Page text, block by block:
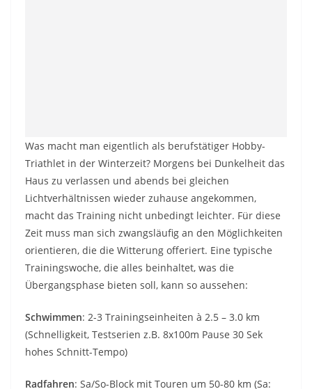
Was macht man eigentlich als berufstätiger Hobby-
Triathlet in der Winterzeit? Morgens bei Dunkelheit das
Haus zu verlassen und abends bei gleichen
Lichtverhältnissen wieder zuhause angekommen,
macht das Training nicht unbedingt leichter. Für diese
Zeit muss man sich zwangsläufig an den Möglichkeiten
orientieren, die die Witterung offeriert. Eine typische
Trainingswoche, die alles beinhaltet, was die
Übergangsphase bieten soll, kann so aussehen:
Schwimmen: 2-3 Trainingseinheiten à 2.5 – 3.0 km
(Schnelligkeit, Testserien z.B. 8x100m Pause 30 Sek
hohes Schnitt-Tempo)
Radfahren: Sa/So-Block mit Touren um 50-80 km (Sa: